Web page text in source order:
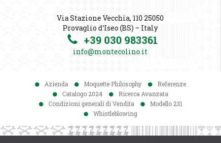
Via Stazione Vecchia, 110 25050
Provaglio d’Iseo (BS) – Italy
+39 030 983361
info@montecolino.it
Azienda Moquette Philosophy
Referenze
Catalogo 2024
Ricerca Avanzata
Condizioni generali di Vendita
Modello 231
Whistleblowing